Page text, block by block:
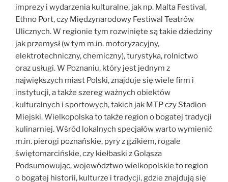
imprezy i wydarzenia kulturalne, jak np. Malta Festival,
Ethno Port, czy Międzynarodowy Festiwal Teatrów
Ulicznych. W regionie tym rozwinięte są takie dziedziny
jak przemysł (w tym m.in. motoryzacyjny,
elektrotechniczny, chemiczny), turystyka, rolnictwo
oraz usługi. W Poznaniu, który jest jednym z
największych miast Polski, znajduje się wiele firm i
instytucji, a także szereg ważnych obiektów
kulturalnych i sportowych, takich jak MTP czy Stadion
Miejski. Wielkopolska to także region o bogatej tradycji
kulinarniej. Wśród lokalnych specjałów warto wymienić
m.in. pierogi poznańskie, pyry z gzikiem, rogale
świętomarcińskie, czy kiełbaski z Goląsza
Podsumowując, województwo wielkopolskie to region
o bogatej historii, kulturze i tradycji, gdzie znajdują się